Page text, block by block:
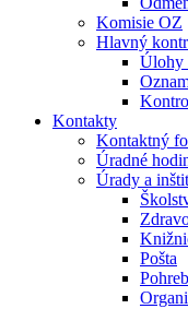
Komisie OZ
Hlavný
Úlohy
Kontakty
Kontaktný
Úradné
Úrady a
Pošta